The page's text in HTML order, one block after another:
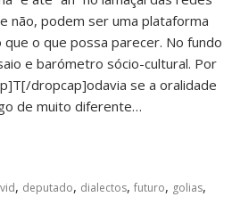
não, podem ser uma plataforma
o que possa parecer. No fundo
e barómetro sócio-cultural. Por
dropcap]odavia se a oralidade
de muito diferente…
, deputado, dialectos,futuro, golias,